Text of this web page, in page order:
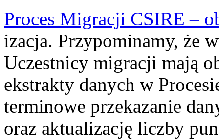
Proces Migracji CSIRE –
izacja. Przypominamy, że
Uczestnicy migracji mają
ekstrakty danych w
terminowe przekazanie
oraz aktualizację liczby